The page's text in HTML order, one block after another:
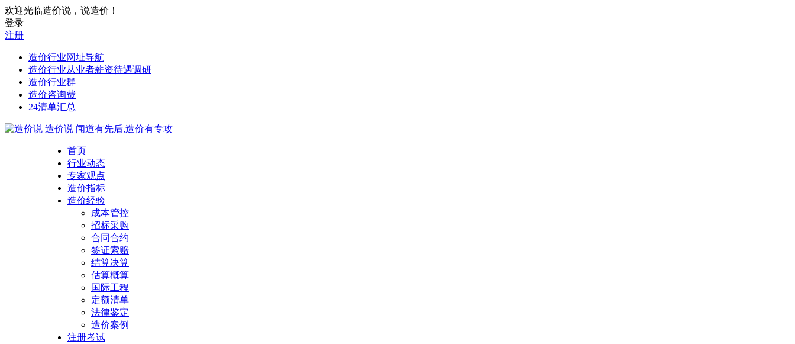
欢迎光临造价说，说造价！
登录
注册
造价行业网址导航
造价行业从业者薪资待遇调研
造价行业群
造价咨询费
24清单汇总
造价说 闻道有先后,造价有专攻
首页
行业动态
专家观点
造价指标
造价经验
成本管控
招标采购
合同合约
签证索赔
结算决算
估算概算
国际工程
定额清单
法律鉴定
造价案例
注册考试